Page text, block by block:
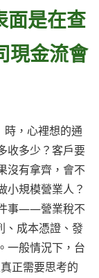
面是在查
現金流會
，心裡想的通
收多少？客戶要
沒有拿齊，會不
小規模營業人？
事——營業稅不
、成本憑證、發
一般情況下，台
正需要思考的